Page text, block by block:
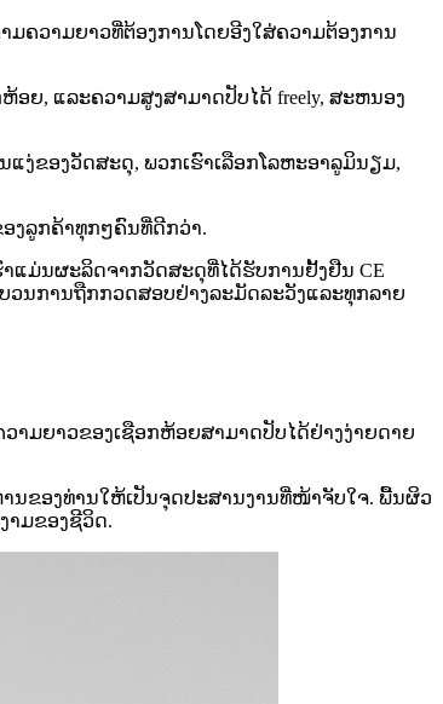
ມຄວາມຍາວທີ່ຕ້ອງການໂດຍອີງໃສ່ຄວາມຕ້ອງການ
ຍ, ແລະຄວາມສູງສາມາດປັບໄດ້ freely, ສະຫນອງ
ງ່ຂອງວັດສະດຸ, ພວກເຮົາເລືອກໂລຫະອາລູມິນຽມ,
ງລູກຄ້າທຸກໆຄົນທີ່ດີກວ່າ.
ແມ່ນຜະລິດຈາກວັດສະດຸທີ່ໄດ້ຮັບການຢັ້ງຢືນ CE
ວນການຖືກກວດສອບຢ່າງລະມັດລະວັງແລະທຸກລາຍ
າມຍາວຂອງເຊືອກຫ້ອຍສາມາດປັບໄດ້ຢ່າງງ່າຍດາຍ
ນຂອງທ່ານໃຫ້ເປັນຈຸດປະສານງານທີ່ໜ້າຈັບໃຈ. ພື້ນຜິວ
າມຂອງຊີວິດ.